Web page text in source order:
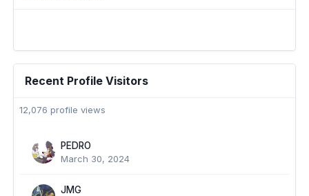
Recent Profile Visitors
12,076 profile views
PEDRO
March 30, 2024
JMG